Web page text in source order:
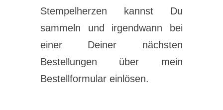
Stempelherzen kannst Du
sammeln und irgendwann bei
einer Deiner nächsten
Bestellungen über mein
Bestellformular einlösen.